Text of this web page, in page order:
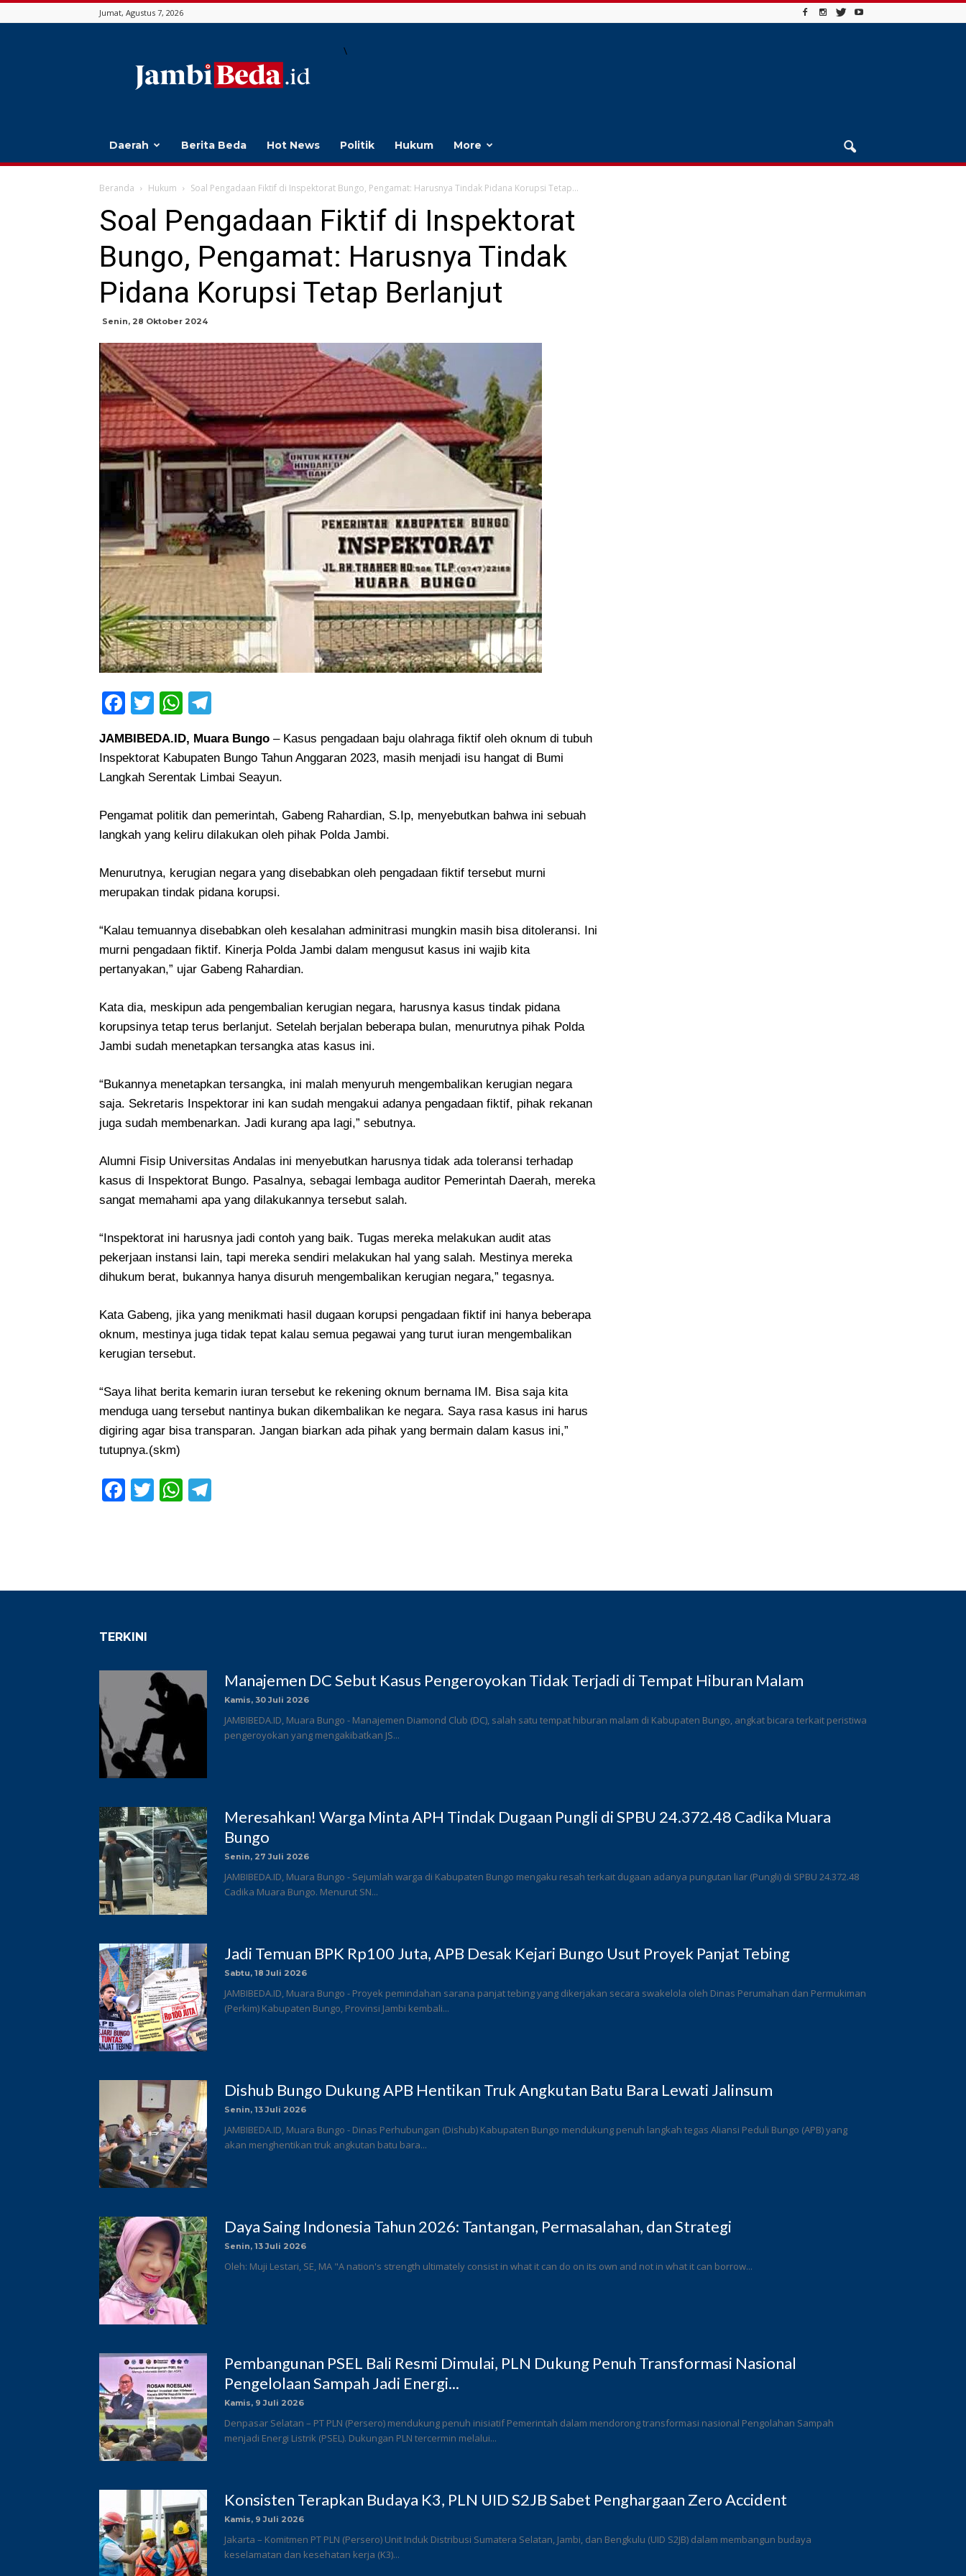
Jumat, Agustus 7, 2026
Beda
\
Daerah Berita Beda Hot News Politik Hukum More
Beranda Hukum Soal Pengadaan Fiktif di Inspektorat Bungo, Pengamat: Harusnya Tindak Pidana Korupsi Tetap...
Soal Pengadaan Fiktif di Inspektorat
Bungo, Pengamat: Harusnya Tindak
Pidana Korupsi Tetap Berlanjut
Senin, 28 Oktober 2024
Facebook
TwitterWhatsApp
JAMBIBEDA.ID, Muara Bungo – Kasus pengadaan baju olahraga fiktif oleh oknum di tubuh
Inspektorat Kabupaten Bungo Tahun Anggaran 2023, masih menjadi isu hangat di Bumi
Langkah Serentak Limbai Seayun.
Pengamat politik dan pemerintah, Gabeng Rahardian, S.Ip, menyebutkan bahwa ini sebuah
langkah yang keliru dilakukan oleh pihak Polda Jambi.
Menurutnya, kerugian negara yang disebabkan oleh pengadaan fiktif tersebut murni
merupakan tindak pidana korupsi.
“Kalau temuannya disebabkan oleh kesalahan adminitrasi mungkin masih bisa ditoleransi. Ini
murni pengadaan fiktif. Kinerja Polda Jambi dalam mengusut kasus ini wajib kita
pertanyakan,” ujar Gabeng Rahardian.
Kata dia, meskipun ada pengembalian kerugian negara, harusnya kasus tindak pidana
korupsinya tetap terus berlanjut. Setelah berjalan beberapa bulan, menurutnya pihak Polda
Jambi sudah menetapkan tersangka atas kasus ini.
“Bukannya menetapkan tersangka, ini malah menyuruh mengembalikan kerugian negara
saja. Sekretaris Inspektorar ini kan sudah mengakui adanya pengadaan fiktif, pihak rekanan
juga sudah membenarkan. Jadi kurang apa lagi,” sebutnya.
Alumni Fisip Universitas Andalas ini menyebutkan harusnya tidak ada toleransi terhadap
kasus di Inspektorat Bungo. Pasalnya, sebagai lembaga auditor Pemerintah Daerah, mereka
sangat memahami apa yang dilakukannya tersebut salah.
“Inspektorat ini harusnya jadi contoh yang baik. Tugas mereka melakukan audit atas
pekerjaan instansi lain, tapi mereka sendiri melakukan hal yang salah. Mestinya mereka
dihukum berat, bukannya hanya disuruh mengembalikan kerugian negara,” tegasnya.
Kata Gabeng, jika yang menikmati hasil dugaan korupsi pengadaan fiktif ini hanya beberapa
oknum, mestinya juga tidak tepat kalau semua pegawai yang turut iuran mengembalikan
kerugian tersebut.
“Saya lihat berita kemarin iuran tersebut ke rekening oknum bernama IM. Bisa saja kita
menduga uang tersebut nantinya bukan dikembalikan ke negara. Saya rasa kasus ini harus
digiring agar bisa transparan. Jangan biarkan ada pihak yang bermain dalam kasus ini,”
tutupnya.(skm)
Facebook
TwitterWhatsApp
TERKINI
Manajemen DC Sebut Kasus Pengeroyokan Tidak Terjadi di Tempat Hiburan Malam
Kamis, 30 Juli 2026
JAMBIBEDA.ID, Muara Bungo - Manajemen Diamond Club (DC), salah satu tempat hiburan malam di Kabupaten Bungo, angkat bicara terkait peristiwa
pengeroyokan yang mengakibatkan JS...
Meresahkan! Warga Minta APH Tindak Dugaan Pungli di SPBU 24.372.48 Cadika Muara
Bungo
Senin, 27 Juli 2026
JAMBIBEDA.ID, Muara Bungo - Sejumlah warga di Kabupaten Bungo mengaku resah terkait dugaan adanya pungutan liar (Pungli) di SPBU 24.372.48
Cadika Muara Bungo. Menurut SN...
Jadi Temuan BPK Rp100 Juta, APB Desak Kejari Bungo Usut Proyek Panjat Tebing
Sabtu, 18 Juli 2026
JAMBIBEDA.ID, Muara Bungo - Proyek pemindahan sarana panjat tebing yang dikerjakan secara swakelola oleh Dinas Perumahan dan Permukiman
(Perkim) Kabupaten Bungo, Provinsi Jambi kembali...
Dishub Bungo Dukung APB Hentikan Truk Angkutan Batu Bara Lewati Jalinsum
Senin, 13 Juli 2026
JAMBIBEDA.ID, Muara Bungo - Dinas Perhubungan (Dishub) Kabupaten Bungo mendukung penuh langkah tegas Aliansi Peduli Bungo (APB) yang
akan menghentikan truk angkutan batu bara...
Daya Saing Indonesia Tahun 2026: Tantangan, Permasalahan, dan Strategi
Senin, 13 Juli 2026
Oleh: Muji Lestari, SE, MA "A nation's strength ultimately consist in what it can do on its own and not in what it can borrow...
Pembangunan PSEL Bali Resmi Dimulai, PLN Dukung Penuh Transformasi Nasional
Pengelolaan Sampah Jadi Energi...
Kamis, 9 Juli 2026
Denpasar Selatan – PT PLN (Persero) mendukung penuh inisiatif Pemerintah dalam mendorong transformasi nasional Pengolahan Sampah
menjadi Energi Listrik (PSEL). Dukungan PLN tercermin melalui...
Konsisten Terapkan Budaya K3, PLN UID S2JB Sabet Penghargaan Zero Accident
Kamis, 9 Juli 2026
Jakarta – Komitmen PT PLN (Persero) Unit Induk Distribusi Sumatera Selatan, Jambi, dan Bengkulu (UID S2JB) dalam membangun budaya
keselamatan dan kesehatan kerja (K3)...